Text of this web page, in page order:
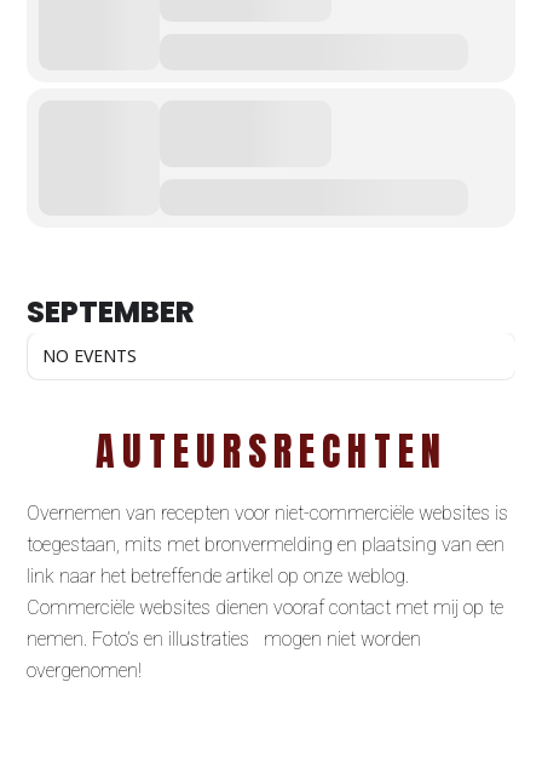
SEPTEMBER
NO EVENTS
AUTEURSRECHTEN
Overnemen van recepten voor niet-commerciële websites is
toegestaan, mits met bronvermelding en plaatsing van een
link naar het betreffende artikel op onze weblog.
Commerciële websites dienen vooraf contact met mij op te
nemen. Foto’s en illustraties mogen niet worden
overgenomen!